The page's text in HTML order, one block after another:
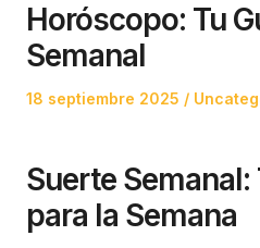
Horóscopo: Tu
Semanal
Posted
18 septiembre 2025
Posted
Suerte
para la Semana